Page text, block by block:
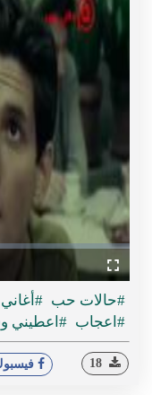
Fullscreen
#حالات حب #أغاني
#اعجاب #اعطيني